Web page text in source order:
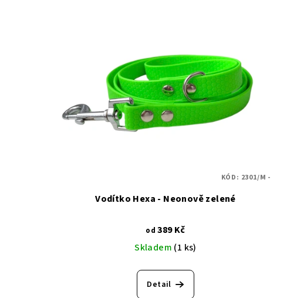
Vodítko Hexa - Neonově zelené
od 389 Kč
Skladem (1 ks)
Detail
KÓD: 2301/M -